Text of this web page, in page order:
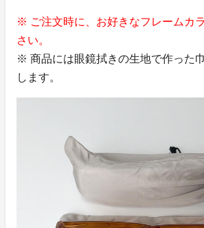
※ ご注文時に、お好きなフレームカ
さい。
※ 商品には眼鏡拭きの生地で作った
します。